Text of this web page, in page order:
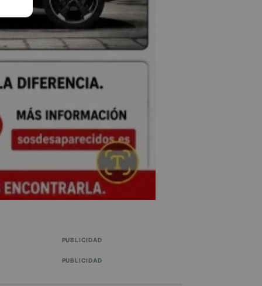
PUBLICIDAD
PUBLICIDAD